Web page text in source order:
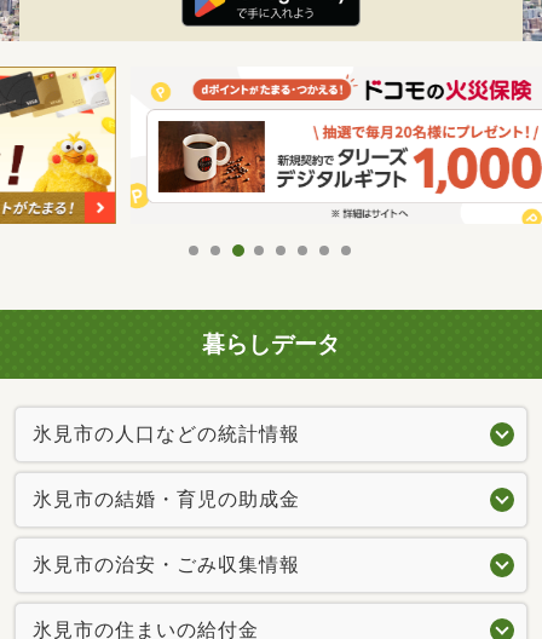
暮らしデータ
氷見市の人口などの統計情報
氷見市の結婚・育児の助成金
氷見市の治安・ごみ収集情報
氷見市の住まいの給付金